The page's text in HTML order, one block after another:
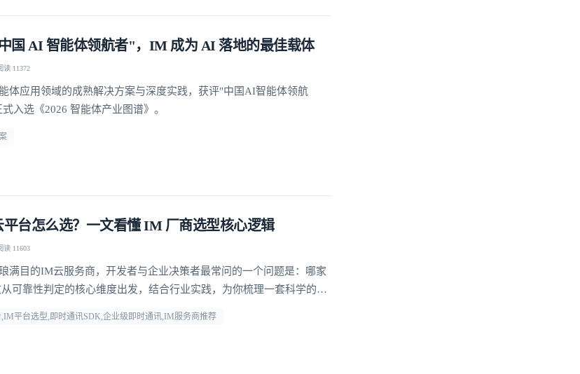
国 AI 智能体领航者"，IM 成为 AI 落地的最佳载体
读 11372
体应用领域的成熟解决方案与深度实践，获评"中国AI智能体领航
入选《2026 智能体产业图谱》。
平台怎么选？一文看懂 IM 厂商选型核心逻辑
读 11603
满目的IM云服务商，开发者与企业决策者最常问的一个问题是：哪家
可靠性判定的核心维度出发，结合行业实践，为你梳理一套科学的选
,IM平台选型,即时通讯SDK,企业级即时通讯,IM服务商推荐